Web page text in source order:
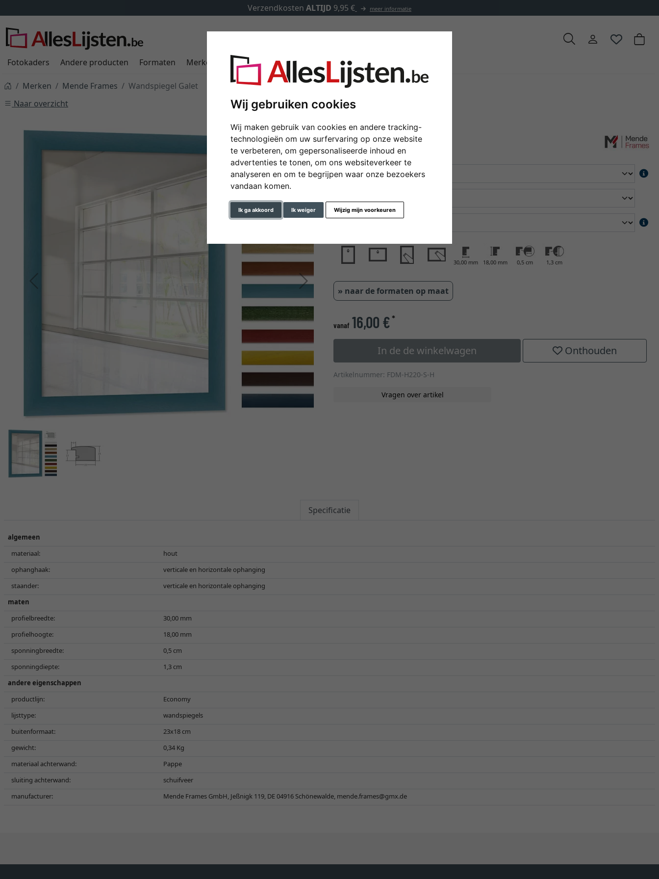
Wij gebruiken cookies
Wij maken gebruik van cookies en andere tracking-
technologieën om uw surfervaring op onze website
te verbeteren, om gepersonaliseerde inhoud en
advertenties te tonen, om ons websiteverkeer te
analyseren en om te begrijpen waar onze bezoekers
vandaan komen.
Ik ga akkoord Ik weiger Wijzig mijn voorkeuren
Verzendkosten ALTIJD 9,95 € meer informatie
Fotokaders Andere producten Formaten Merken Kaders op maat Passe-partouts Toebehoren
Merken Mende Frames
Wandspiegel Galet
Naar overzicht
Terug Verder
Wandspiegel Galet
formaat
30,00 mm 18,00 mm 0,5 cm 1,3 cm
» naar de formaten op maat
vanaf 16,00 €*
In de de winkelwagen Onthouden
Artikelnummer: FDM-H220-S-H
Vragen over artikel
Specificatie
algemeen
materiaal:
hout
ophanghaak:
verticale en horizontale ophanging
staander:
verticale en horizontale ophanging
maten
profielbreedte:
30,00 mm
profielhoogte:
18,00 mm
sponningbreedte:
0,5 cm
sponningdiepte:
1,3 cm
andere eigenschappen
productlijn:
Economy
lijsttype:
wandspiegels
buitenformaat:
23x18 cm
gewicht:
0,34 Kg
materiaal achterwand:
Pappe
sluiting achterwand:
schuifveer
manufacturer:
Mende Frames GmbH, Jeßnigk 119, DE 04916 Schönewalde, mende.frames@gmx.de